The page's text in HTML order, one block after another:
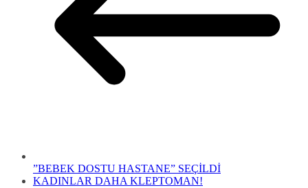
”BEBEK DOSTU HASTANE” SEÇİLDİ
KADINLAR DAHA KLEPTOMAN!